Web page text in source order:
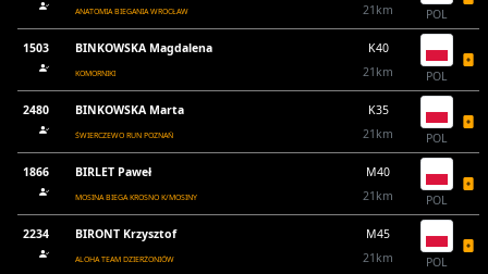
ANATOMIA BIEGANIA WROCŁAW
21km
POL
1503 BINKOWSKA Magdalena
KOMORNIKI
K40
21km
POL
2480 BINKOWSKA Marta
ŚWIERCZEWO RUN POZNAŃ
K35
21km
POL
1866 BIRLET Paweł
MOSINA BIEGA KROSNO K/MOSINY
M40
21km
POL
2234 BIRONT Krzysztof
ALOHA TEAM DZIERŻONIÓW
M45
21km
POL